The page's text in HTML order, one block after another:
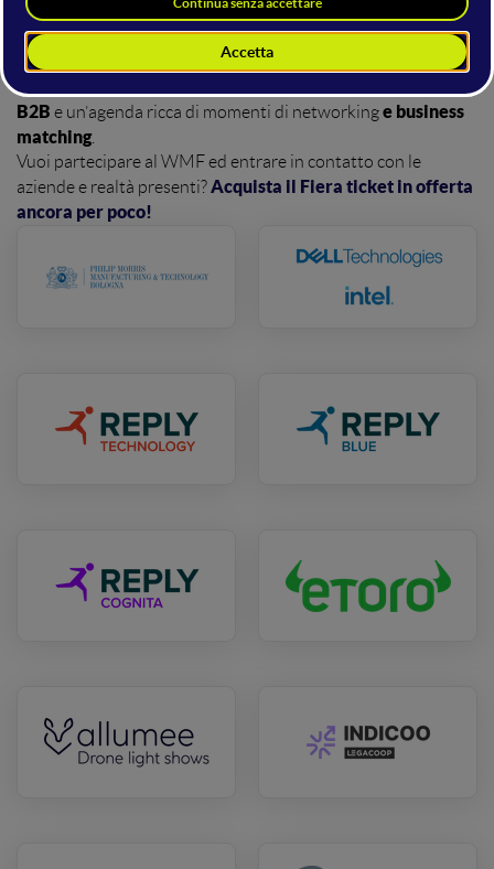
delegazioni istituzionali, i fondi di investimento e le aziende
che offrono servizi di cybesecurity, consulenza web, e-
commerce, hosting, marketing automation, IOT, HR e CMS e
molto altro: realtà con cui sarà possibile organizzare
B2B e un’agenda ricca di momenti di networkinge business
matching.
Vuoi partecipare al WMF ed entrare in contatto con le
aziende e realtà presenti?Acquista il Fiera ticket in offerta
ancora per poco!